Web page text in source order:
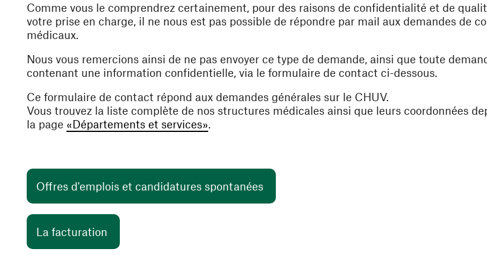
Comme vous le comprendrez certainement, pour des raisons de confidentialité et de
votre prise en charge, il ne nous est pas possible de répondre par mail aux demandes de
médicaux.
Nous vous remercions ainsi de ne pas envoyer ce type de demande, ainsi que toute
contenant une information confidentielle, via le formulaire de contact ci-dessous.
Ce formulaire de contact répond aux demandes générales sur le CHUV.
Vous trouvez la liste complète de nos structures médicales ainsi que leurs coordonnées
la page «Départements et services».
Offres d'emplois et candidatures spontanées
La facturation